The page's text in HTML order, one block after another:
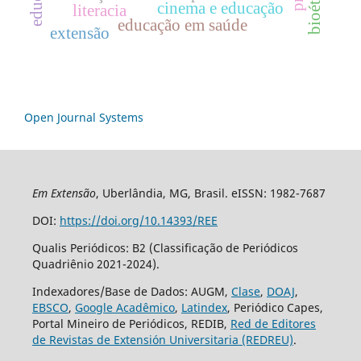
cinema e educação
educação em saúde
literacia
extensão
Open Journal Systems
Em Extensão, Uberlândia, MG, Brasil. eISSN: 1982-7687
DOI: https://doi.org/10.14393/REE
Qualis Periódicos: B2 (Classificação de Periódicos
Quadriênio 2021-2024).
Indexadores/Base de Dados: AUGM, Clase, DOAJ,
EBSCO, Google Acadêmico, Latindex, Periódico Capes,
Portal Mineiro de Periódicos, REDIB, Red de Editores
de Revistas de Extensión Universitaria (REDREU).